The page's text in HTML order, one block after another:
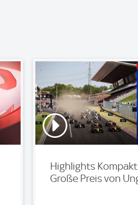
Highlights
Große Preis von